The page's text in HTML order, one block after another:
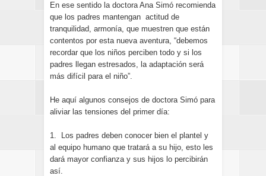
En ese sentido la doctora Ana Simó recomienda
que los padres mantengan actitud de
tranquilidad, armonía, que muestren que están
contentos por esta nueva aventura, “debemos
recordar que los niños perciben todo y si los
padres llegan estresados, la adaptación será
más difícil para el niño”.
He aquí algunos consejos de doctora Simó para
aliviar las tensiones del primer día:
1. Los padres deben conocer bien el plantel y
al equipo humano que tratará a su hijo, esto les
dará mayor confianza y sus hijos lo percibirán
así.